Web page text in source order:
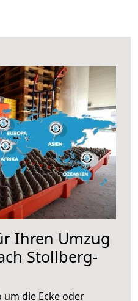
Ihren Umzug
Stollberg-
um die Ecke oder